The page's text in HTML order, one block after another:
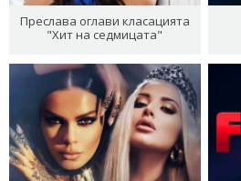
Преслава оглави класацията
"Хит на седмицата"